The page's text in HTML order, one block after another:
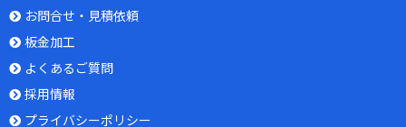
お問合せ・見積依頼
板金加工
よくあるご質問
採用情報
プライバシーポリシー